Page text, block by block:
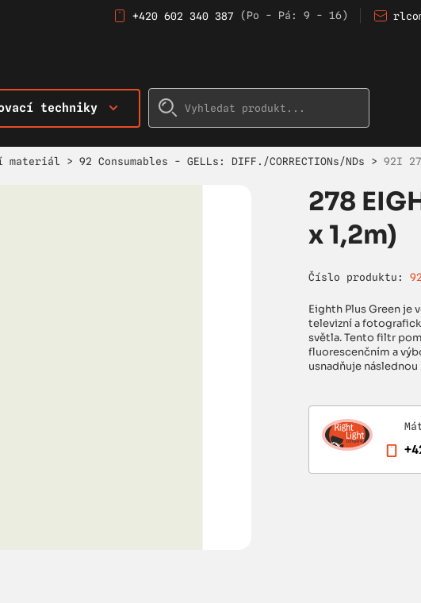
+420 602 340 387 (Po - Pá: 9 - 16)
techniky
materiál > 92 Consumables - GELLs: DIFF./CORRECTIONs/NDs > 92I
278
x 1,2m)
Číslo produktu:
Eighth Plus Green je
televizní a
světla. Tento filtr
fluorescenčním a
usnadňuje